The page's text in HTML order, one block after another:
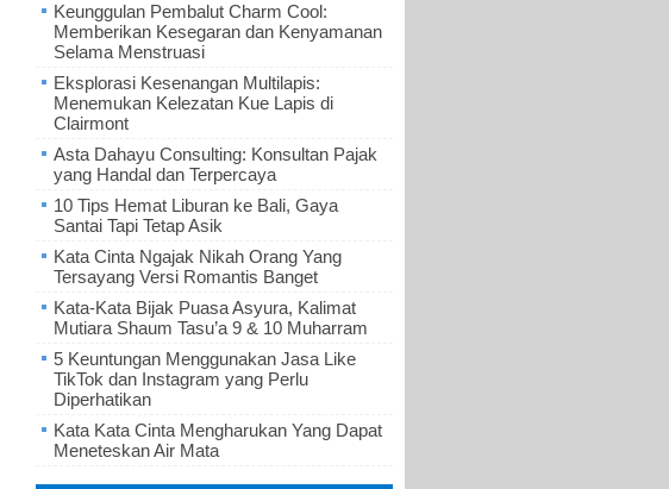
Keunggulan Pembalut Charm Cool:
Memberikan Kesegaran dan Kenyamanan
Selama Menstruasi
Eksplorasi Kesenangan Multilapis:
Menemukan Kelezatan Kue Lapis di
Clairmont
Asta Dahayu Consulting: Konsultan Pajak
yang Handal dan Terpercaya
10 Tips Hemat Liburan ke Bali, Gaya
Santai Tapi Tetap Asik
Kata Cinta Ngajak Nikah Orang Yang
Tersayang Versi Romantis Banget
Kata-Kata Bijak Puasa Asyura, Kalimat
Mutiara Shaum Tasu’a 9 & 10 Muharram
5 Keuntungan Menggunakan Jasa Like
TikTok dan Instagram yang Perlu
Diperhatikan
Kata Kata Cinta Mengharukan Yang Dapat
Meneteskan Air Mata